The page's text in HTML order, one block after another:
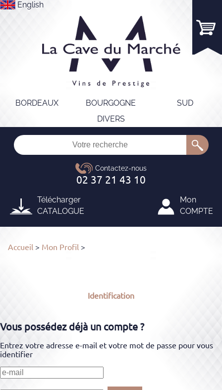
English
BORDEAUX BOURGOGNE
SUD
DIVERS
Télécharger
CATALOGUE
Mon
COMPTE
Accueil > Mon Profil >
Identification
Vous possédez déjà un compte ?
Entrez votre adresse e-mail et votre mot de passe pour vous
identifier